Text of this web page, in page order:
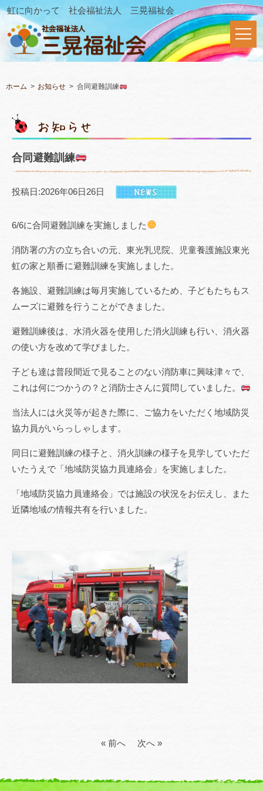
虹に向かって 社会福祉法人 三晃福祉会
ホーム お知らせ 合同避難訓練
合同避難訓練
投稿日:2026年06日26日
6/6に合同避難訓練を実施しました
消防署の方の立ち合いの元、東光乳児院、児童養護施設東光
虹の家と順番に避難訓練を実施しました。
各施設、避難訓練は毎月実施しているため、子どもたちもス
ムーズに避難を行うことができました。
避難訓練後は、水消火器を使用した消火訓練も行い、消火器
の使い方を改めて学びました。
子ども達は普段間近で見ることのない消防車に興味津々で、
これは何につかうの？と消防士さんに質問していました。
当法人には火災等が起きた際に、ご協力をいただく地域防災
協力員がいらっしゃします。
同日に避難訓練の様子と、消火訓練の様子を見学していただ
いたうえで「地域防災協力員連絡会」を実施しました。
「地域防災協力員連絡会」では施設の状況をお伝えし、また
近隣地域の情報共有を行いました。
« 前へ 次へ »